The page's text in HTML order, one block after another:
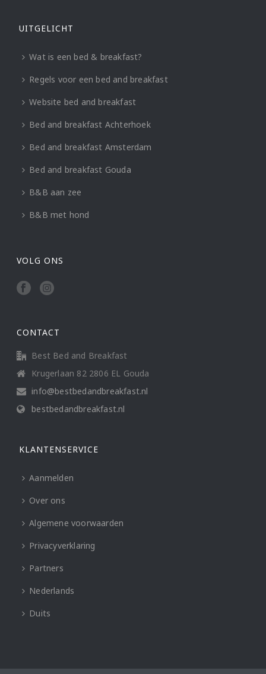
UITGELICHT
Wat is een bed & breakfast?
Regels voor een bed and breakfast
Website bed and breakfast
Bed and breakfast Achterhoek
Bed and breakfast Amsterdam
Bed and breakfast Gouda
B&B aan zee
B&B met hond
VOLG ONS
CONTACT
Best Bed and Breakfast
Krugerlaan 82 2806 EL Gouda
info@bestbedandbreakfast.nl
bestbedandbreakfast.nl
KLANTENSERVICE
Aanmelden
Over ons
Algemene voorwaarden
Privacyverklaring
Partners
Nederlands
Duits